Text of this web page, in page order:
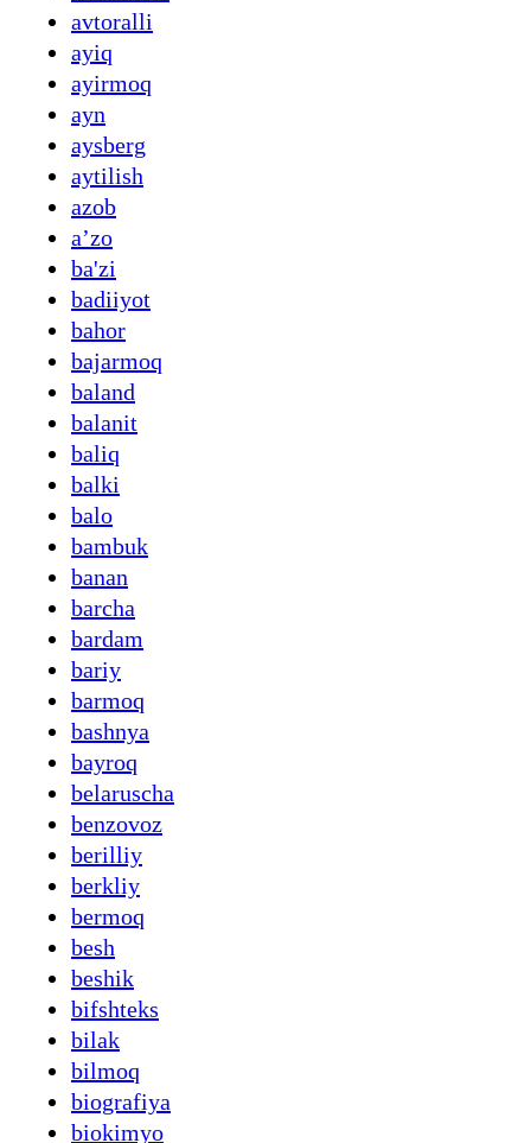
avtoralli
ayiq
ayirmoq
ayn
aysberg
aytilish
azob
aʼzo
ba'zi
badiiyot
bahor
bajarmoq
baland
balanit
baliq
balki
balo
bambuk
banan
barcha
bardam
bariy
barmoq
bashnya
bayroq
belaruscha
benzovoz
berilliy
berkliy
bermoq
besh
beshik
bifshteks
bilak
bilmoq
biografiya
biokimyo